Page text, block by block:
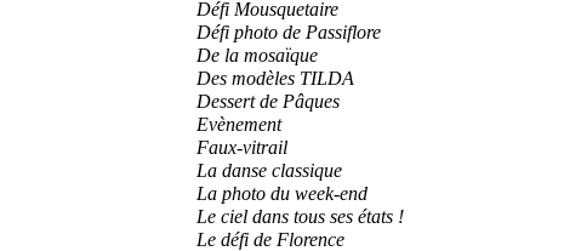
Défi Mousquetaire
Défi photo de Passiflore
De la mosaïque
Des modèles TILDA
Dessert de Pâques
Evènement
Faux-vitrail
La danse classique
La photo du week-end
Le ciel dans tous ses états !
Le défi de Florence